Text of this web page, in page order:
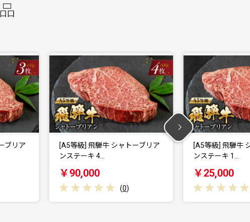
ーブリア
[A5等級] 飛騨牛 シャトーブリア
ンステーキ 1…
￥25,000
[A5等級] 飛
牛 焼肉 切り
￥25,000